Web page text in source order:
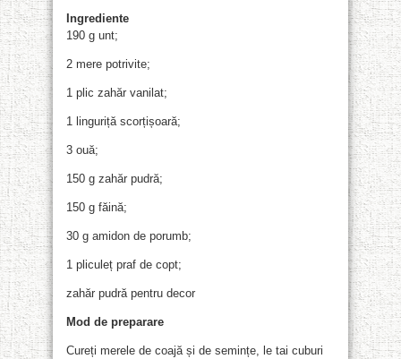
Ingrediente
190 g unt;
2 mere potrivite;
1 plic zahăr vanilat;
1 linguriță scorțișoară;
3 ouă;
150 g zahăr pudră;
150 g făină;
30 g amidon de porumb;
1 pliculeț praf de copt;
zahăr pudră pentru decor
Mod de preparare
Cureți merele de coajă și de semințe, le tai cuburi